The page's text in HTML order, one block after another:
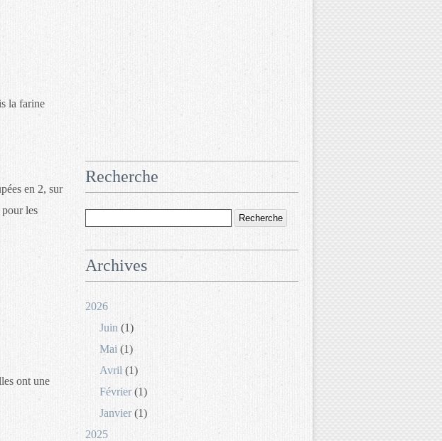
la farine
en 2, sur
les
ont une
Recherche
Archives
2026
Juin (1)
Mai (1)
Avril (1)
Février(1)
Janvier (1)
2025